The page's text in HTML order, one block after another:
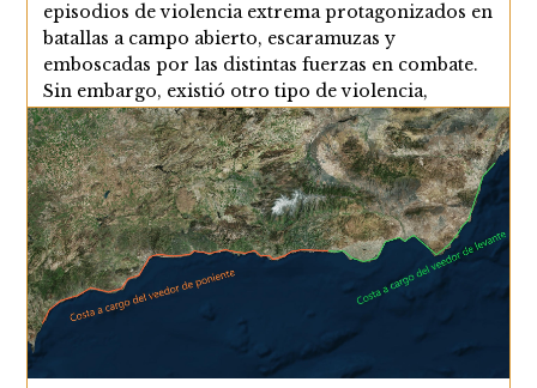
episodios de violencia extrema protagonizados en
batallas a campo abierto, escaramuzas y
emboscadas por las distintas fuerzas en combate.
Sin embargo, existió otro tipo de violencia,
estructural y más cotidiana, desarrollada en el
marco de la convivencia…
Continuar LeyendoLa
Violencia
Estructural
Originada
Por
La
Presencia
Ejército